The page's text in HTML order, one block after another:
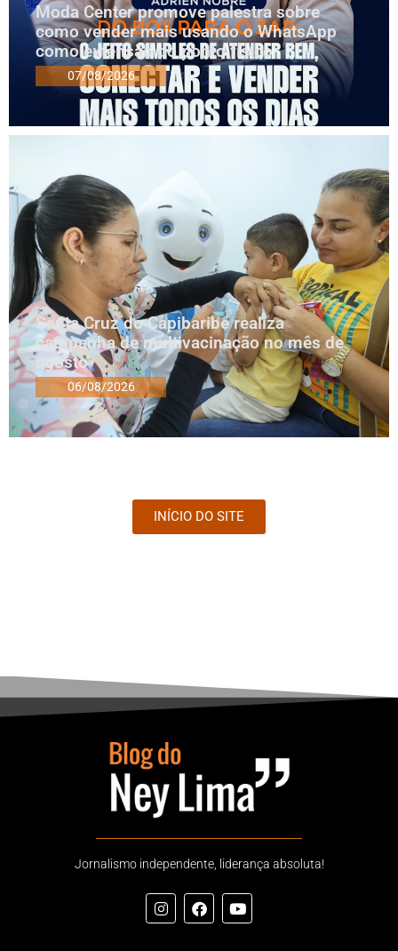
Moda Center promove palestra sobre
como vender mais usando o WhatsApp
como extensão do ponto físico
07/08/2026
Santa Cruz do Capibaribe realiza
campanha de multivacinação no mês de
agosto
06/08/2026
INÍCIO DO SITE
Jornalismo independente, liderança absoluta!